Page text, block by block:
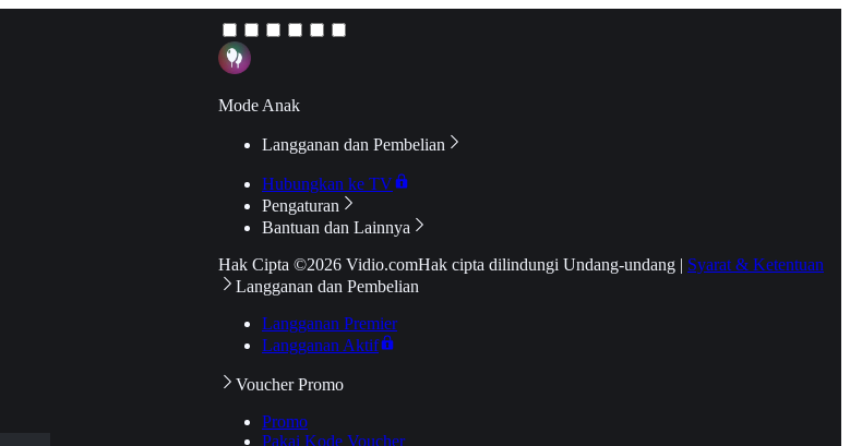
Mode Anak
Langganan dan Pembelian
Hubungkan ke TV
Pengaturan
Bantuan dan Lainnya
Hak Cipta ©2026 Vidio.comHak cipta dilindungi Undang-undang | Syarat & Ketentuan
Langganan dan Pembelian
Langganan Premier
Langganan Aktif
Voucher Promo
Promo
Pakai Kode Voucher